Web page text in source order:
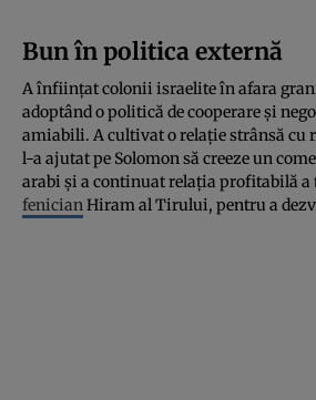
Bun în politica externă
A înființat colonii israelite în afara
adoptând o politică de cooperare și
amiabili. A cultivat o relație strânsă cu
l-a ajutat pe Solomon să creeze un
arabi și a continuat relația profitabilă a
fenicianHiram al Tirului, pentru a